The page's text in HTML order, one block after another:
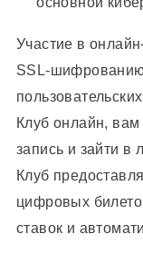
Участие в
SSL-
Клуб онлайн, вам
запись и зайти в
Клуб
цифровых
ставок и